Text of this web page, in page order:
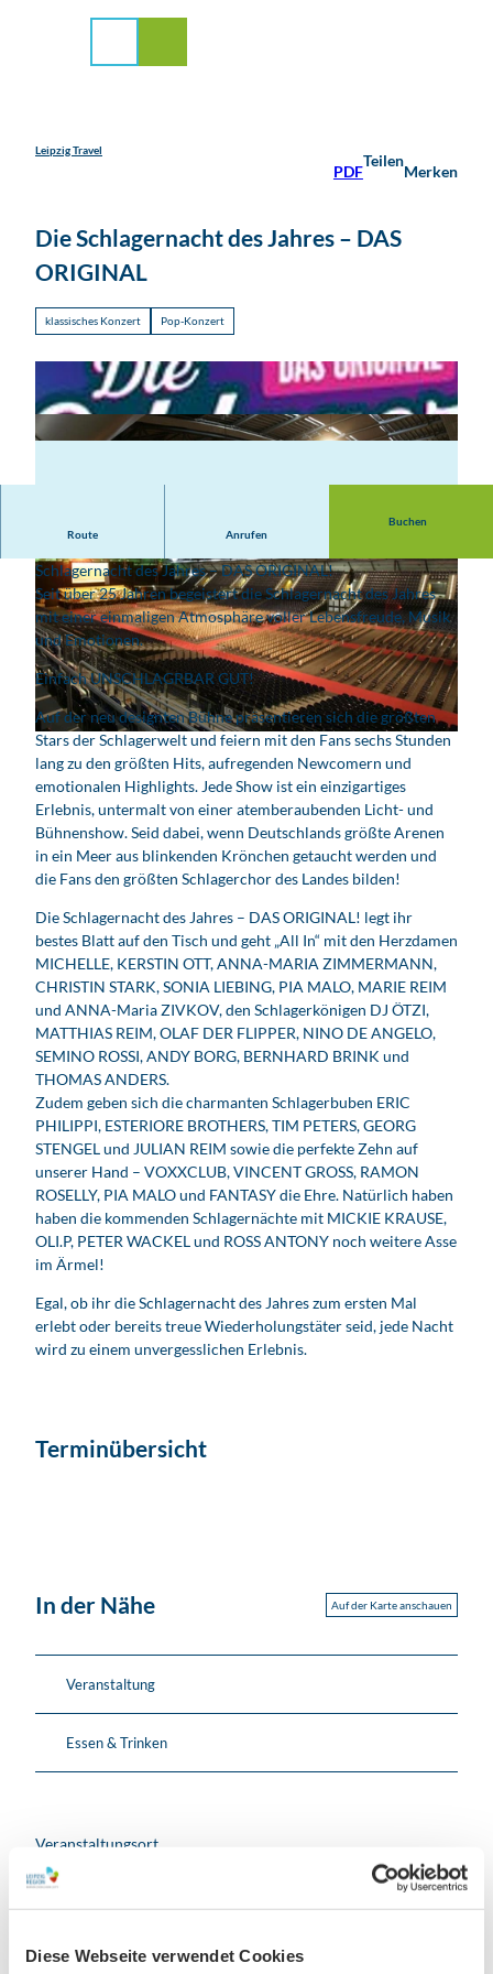
Diese Webseite verwendet Cookies
Leipzig Travel
PDF
Teilen
Merken
Die Schlagernacht des Jahres – DAS
ORIGINAL
klassisches Konzert Pop-Konzert
© Eventim
© QUARTERBACK Immobilien ARENA
Route Anrufen
Buchen
Schlagernacht des Jahres – DAS ORIGINAL!
Seit über 25 Jahren begeistert die Schlagernacht des Jahres
mit einer einmaligen Atmosphäre voller Lebensfreude, Musik
und Emotionen.
Einfach UNSCHLAGRBAR GUT!
Auf der neu designten Bühne präsentieren sich die größten
Stars der Schlagerwelt und feiern mit den Fans sechs Stunden
lang zu den größten Hits, aufregenden Newcomern und
emotionalen Highlights. Jede Show ist ein einzigartiges
Erlebnis, untermalt von einer atemberaubenden Licht- und
Bühnenshow. Seid dabei, wenn Deutschlands größte Arenen
in ein Meer aus blinkenden Krönchen getaucht werden und
die Fans den größten Schlagerchor des Landes bilden!
Die Schlagernacht des Jahres – DAS ORIGINAL! legt ihr
bestes Blatt auf den Tisch und geht „All In“ mit den Herzdamen
MICHELLE, KERSTIN OTT, ANNA-MARIA ZIMMERMANN,
CHRISTIN STARK, SONIA LIEBING, PIA MALO, MARIE REIM
und ANNA-Maria ZIVKOV, den Schlagerkönigen DJ ÖTZI,
MATTHIAS REIM, OLAF DER FLIPPER, NINO DE ANGELO,
SEMINO ROSSI, ANDY BORG, BERNHARD BRINK und
THOMAS ANDERS.
Zudem geben sich die charmanten Schlagerbuben ERIC
PHILIPPI, ESTERIORE BROTHERS, TIM PETERS, GEORG
STENGEL und JULIAN REIM sowie die perfekte Zehn auf
unserer Hand – VOXXCLUB, VINCENT GROSS, RAMON
ROSELLY, PIA MALO und FANTASY die Ehre. Natürlich haben
haben die kommenden Schlagernächte mit MICKIE KRAUSE,
OLI.P, PETER WACKEL und ROSS ANTONY noch weitere Asse
im Ärmel!
Egal, ob ihr die Schlagernacht des Jahres zum ersten Mal
erlebt oder bereits treue Wiederholungstäter seid, jede Nacht
wird zu einem unvergesslichen Erlebnis.
Terminübersicht
In der Nähe Auf der Karte anschauen
Veranstaltung
Essen & Trinken
Veranstaltungsort
QUARTERBACK Immobilien ARENA
Am Sportforum 2
+4934123410